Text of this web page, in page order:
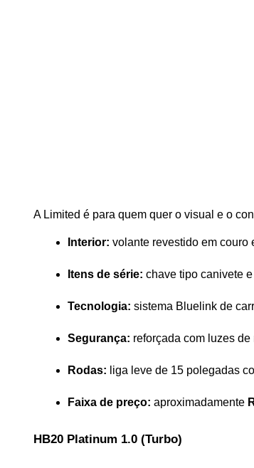
A Limited é para quem quer o visual e o
Interior: volante revestido em couro
Itens de série: chave tipo canivete
Tecnologia: sistema Bluelink de
Segurança: reforçada com luzes
Rodas: liga leve de 15 polegadas
Faixa de preço: aproximadamente
HB20 Platinum 1.0 (Turbo)